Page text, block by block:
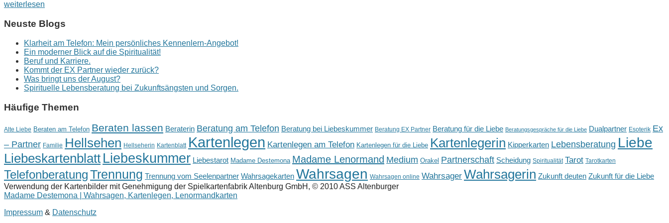
weiterlesen
Neuste Blogs
Klarheit am Telefon: Mein persönliches Kennenlern-Angebot!
Ein moderner Blick auf die Spiritualität!
Beruf und Karriere.
Kommt der EX Partner wieder zurück?
Was bringt uns der August?
Spirituelle Lebensberatung bei Zukunftsängsten und Sorgen.
Häufige Themen
Alte Liebe Beraten am Telefon Beraten lassen Beraterin Beratung am Telefon Beratung bei Liebeskummer Beratung EX Partner Beratung für die Liebe Beratungsgespräche für die Liebe Dualpartner Esoterik Ex
– Partner Familie Hellsehen Hellseherin Kartenblatt Kartenlegen Kartenlegen am Telefon Kartenlegen für die Liebe Kartenlegerin Kipperkarten Lebensberatung Liebe
Liebeskartenblatt Liebeskummer Liebestarot Madame Destemona Madame Lenormand Medium Orakel Partnerschaft Scheidung Spiritualität Tarot Tarotkarten
TelefonberatungTrennung Trennung vom Seelenpartner Wahrsagekarten Wahrsagen Wahrsagen online Wahrsager Wahrsagerin Zukunft deuten Zukunft für die Liebe
Verwendung der Kartenbilder mit Genehmigung der Spielkartenfabrik Altenburg GmbH, © 2010 ASS Altenburger
Madame Destemona | Wahrsagen, Kartenlegen, Lenormandkarten
Impressum & Datenschutz